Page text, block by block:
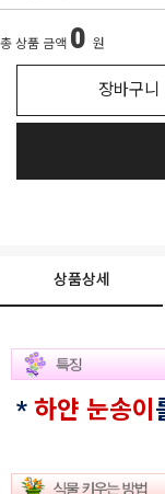
총 상품 금액 0 원
장바구니
상품상세
*하얀 눈송이
도로